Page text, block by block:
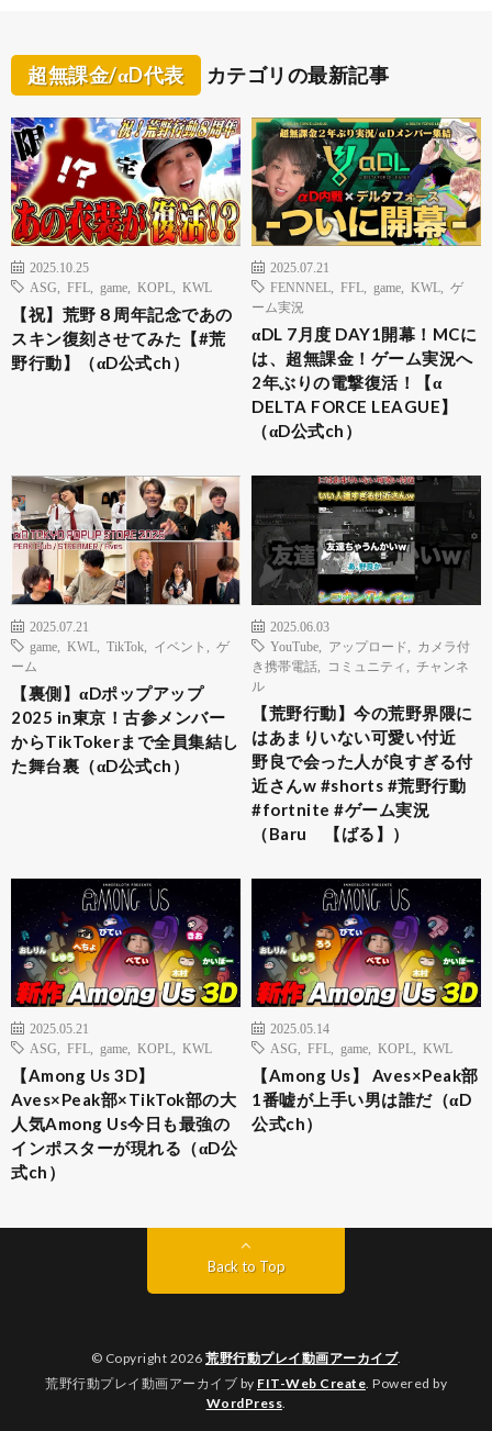
超無課金/αD代表 カテゴリの最新記事
2025.10.25
ASG
FFL game KOPL KWL
【祝】荒野８周年記念であの
スキン復刻させてみた【#荒
野行動】（αD公式ch）
2025.07.21
FENNNEL
FFL game KWL
ゲ
ーム実況
αDL 7月度 DAY1開幕！MCに
は、超無課金！ゲーム実況へ
2年ぶりの電撃復活！【α
DELTA FORCE LEAGUE】
（αD公式ch）
2025.07.21
game
KWL TikTok イベント
ゲ
ーム
【裏側】αDポップアップ
2025 in東京！古参メンバー
からTikTokerまで全員集結し
た舞台裏（αD公式ch）
2025.06.03
YouTube
アップロード
カメラ付
き携帯電話
コミュニティ
チャンネ
ル
【荒野行動】今の荒野界隈に
はあまりいない可愛い付近
野良で会った人が良すぎる付
近さんw #shorts #荒野行動
#fortnite #ゲーム実況
（Baru 【ばる】）
2025.05.21
ASG
FFL game KOPL KWL
【Among Us 3D】
Aves×Peak部×TikTok部の大
人気Among Us今日も最強の
インポスターが現れる（αD公
式ch）
2025.05.14
ASG
FFL game KOPL KWL
【Among Us】 Aves×Peak部
1番嘘が上手い男は誰だ（αD
公式ch）
Back to Top
© Copyright 2026 荒野行動プレイ動画アーカイブ.
荒野行動プレイ動画アーカイブ by FIT-Web Create. Powered by
WordPress.